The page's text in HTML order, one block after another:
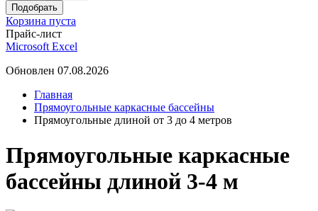
Корзина пуста
Прайс-лист
Microsoft Excel
Обновлен 07.08.2026
Главная
Прямоугольные каркасные бассейны
Прямоугольные длиной от 3 до 4 метров
Прямоугольные каркасные
бассейны длиной 3-4 м